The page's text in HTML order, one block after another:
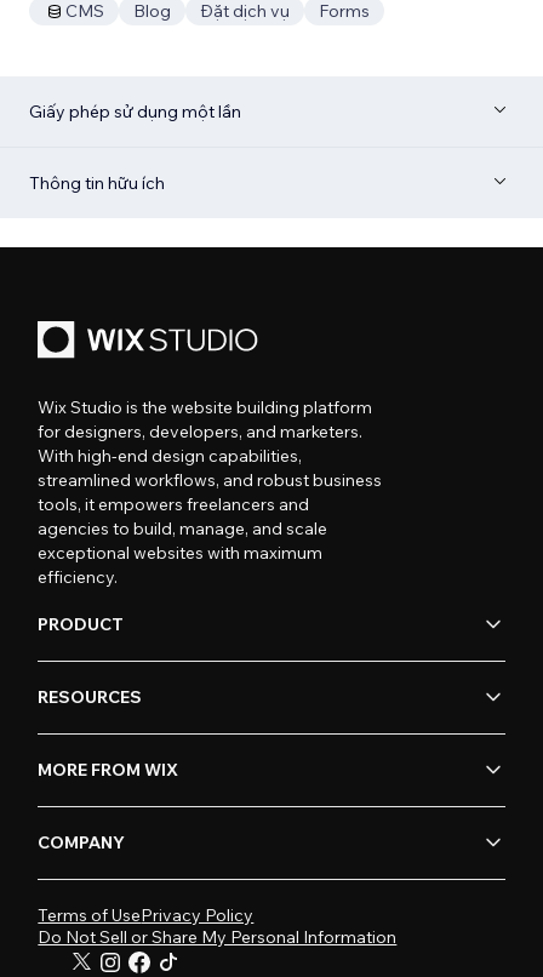
CMS
Blog Đặt dịch vụ Forms
Giấy phép sử dụng một lần
Thông tin hữu ích
Wix Studio is the website building platform
for designers, developers, and marketers.
With high-end design capabilities,
streamlined workflows, and robust business
tools, it empowers freelancers and
agencies to build, manage, and scale
exceptional websites with maximum
efficiency.
PRODUCT
RESOURCES
MORE FROM WIX
COMPANY
Terms of UsePrivacy Policy
Do Not Sell or Share My Personal Information